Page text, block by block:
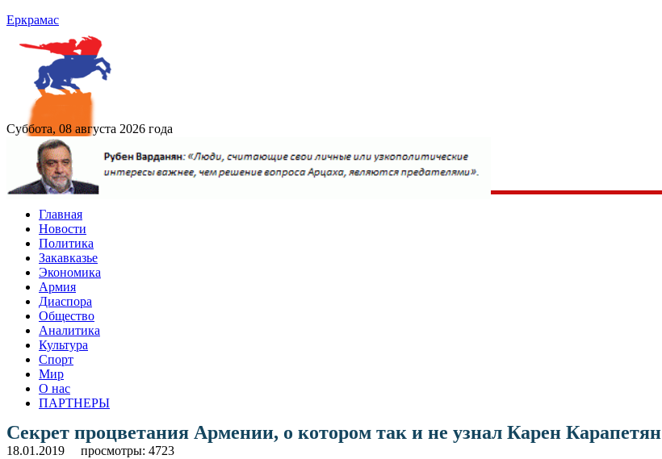
Еркрамас
Суббота, 08 августа 2026 года
Главная
Новости
Политика
Закавказье
Экономика
Армия
Диаспора
Общество
Аналитика
Культура
Спорт
Мир
О нас
ПАРТНЕРЫ
Секрет процветания Армении, о котором так и не узнал Карен Карапетян
18.01.2019 просмотры: 4723